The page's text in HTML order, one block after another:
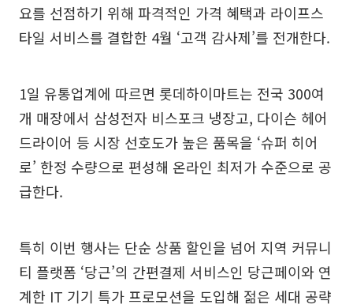
요를 선점하기 위해 파격적인 가격 혜택과 라이프스
타일 서비스를 결합한 4월 ‘고객 감사제’를 전개한다.
1일 유통업계에 따르면 롯데하이마트는 전국 300여
개 매장에서 삼성전자 비스포크 냉장고, 다이슨 헤어
드라이어 등 시장 선호도가 높은 품목을 ‘슈퍼 히어
로’ 한정 수량으로 편성해 온라인 최저가 수준으로 공
급한다.
특히 이번 행사는 단순 상품 할인을 넘어 지역 커뮤니
티 플랫폼 ‘당근’의 간편결제 서비스인 당근페이와 연
계한 IT 기기 특가 프로모션을 도입해 젊은 세대 공략